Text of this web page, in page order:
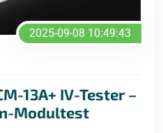
2025-09-08 10:49:43
13A+ IV-Tester –
Modultest